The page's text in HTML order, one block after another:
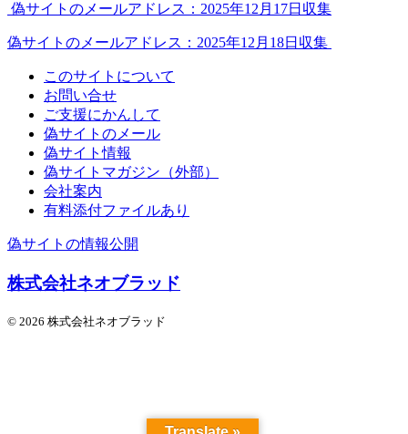
偽サイトのメールアドレス：2025年12月17日収集
偽サイトのメールアドレス：2025年12月18日収集
このサイトについて
お問い合せ
ご支援にかんして
偽サイトのメール
偽サイト情報
偽サイトマガジン（外部）
会社案内
有料添付ファイルあり
偽サイトの情報公開
株式会社ネオブラッド
© 2026 株式会社ネオブラッド